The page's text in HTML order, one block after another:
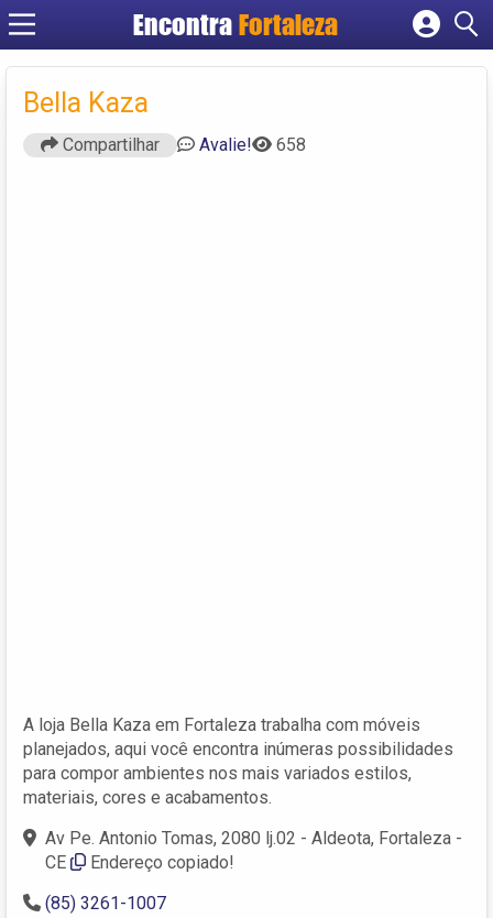
EncontraFortaleza
Cadastrar empresa
Bella Kaza
Compartilhar Avalie! 658
A loja Bella Kaza em Fortaleza trabalha com móveis
planejados, aqui você encontra inúmeras possibilidades
para compor ambientes nos mais variados estilos,
materiais, cores e acabamentos.
Av Pe. Antonio Tomas, 2080 lj.02 - Aldeota, Fortaleza -
CE
Endereço copiado!
(85) 3261-1007